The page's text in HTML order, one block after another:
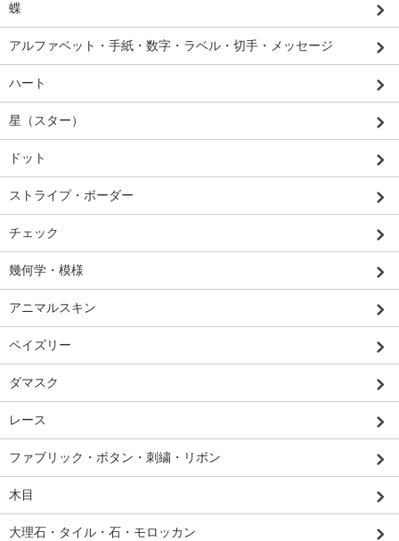
蝶
アルファベット・手紙・数字・ラベル・切手・メッセージ
ハート
星（スター）
ドット
ストライプ・ボーダー
チェック
幾何学・模様
アニマルスキン
ペイズリー
ダマスク
レース
ファブリック・ボタン・刺繍・リボン
木目
大理石・タイル・石・モロッカン